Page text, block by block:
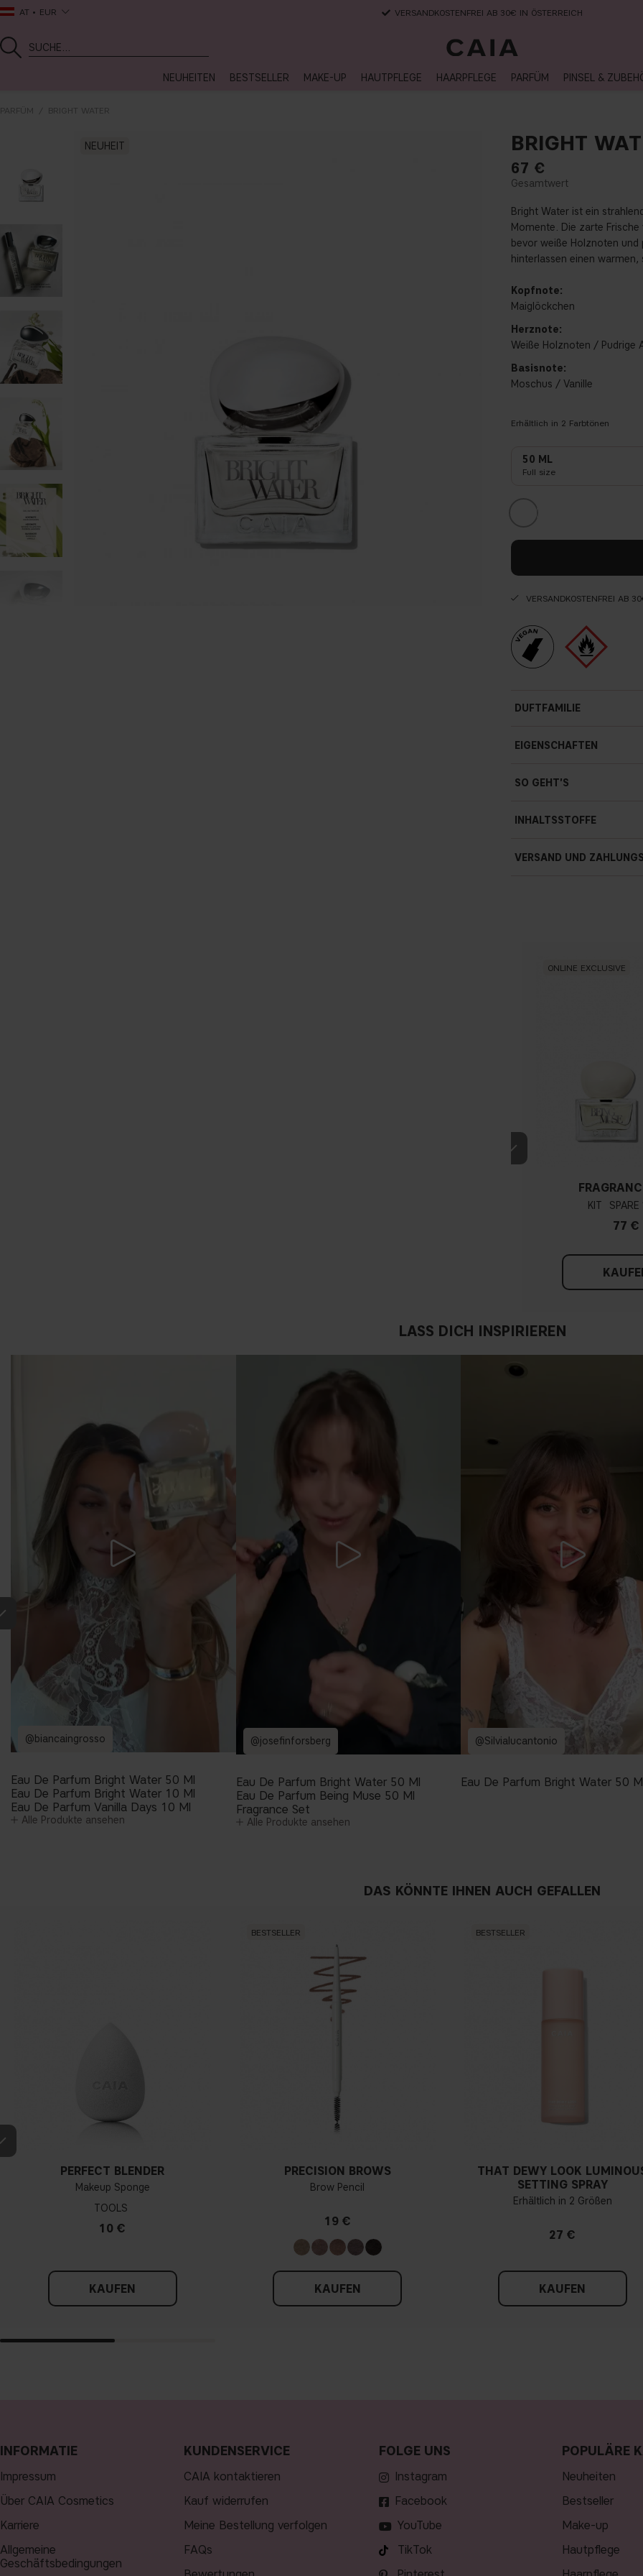
AT EUR LIEFERUNG NACH HAUSE, LIEFERZEIT 2-4 WERKTAGE
NEUHEITEN BESTSELLER MAKE-UP HAUTPFLEGE HAARPFLEGE PARFÜM PINSEL &
PARFÜM BRIGHT WATER
NEUHEIT BRIGHT
67 €
Bright Water ist ein
Momente. Die zarte
bevor weiße Holznoten
hinterlassen einen
Kopfnote:
Maiglöckchen
Herznote:
Weiße Holznoten / Pudrige
Basisnote:
Moschus / Vanille
Erhältlich in 2 Farbtönen
50 ML
Full size
VERSANDKOSTENFREI AB
DUFTFAMILIE
EIGENSCHAFTEN
SO GEHT'S
INHALTSSTOFFE
VERSAND UND
ONLINE EXCLUSIVE
KIT
77 €
LASS DICH INSPIRIEREN
@biancaingrosso
Eau De Parfum Bright Water 50 Ml
Eau De Parfum Bright Water 10 Ml
Eau De Parfum Vanilla Days 10 Ml
Alle Produkte ansehen
@josefinforsberg
Eau De Parfum Bright Water 50 Ml
Eau De Parfum Being Muse 50 Ml
Fragrance Set
Alle Produkte ansehen
@Silvialucantonio
Eau De Parfum Bright Water 50
DAS KÖNNTE IHNEN AUCH GEFALLEN
PERFECT BLENDER
Makeup Sponge
TOOLS
10 €
KAUFEN
BESTSELLER
PRECISION BROWS
Brow Pencil
19 €
KAUFEN
BESTSELLER
THAT DEWY LOOK
SETTING SPRAY
Erhältlich in 2 Größen
27 €
KAUFEN
INFORMATIE
Impressum
Über CAIA Cosmetics
Karriere
Allgemeine
Geschäftsbedingungen
KUNDENSERVICE
CAIA kontaktieren
Kauf widerrufen
Meine Bestellung verfolgen
FAQs
FOLGE UNS
Instagram
Facebook
YouTube
TikTok
POPULÄRE
neuheiten
bestseller
make-up
hautpflege